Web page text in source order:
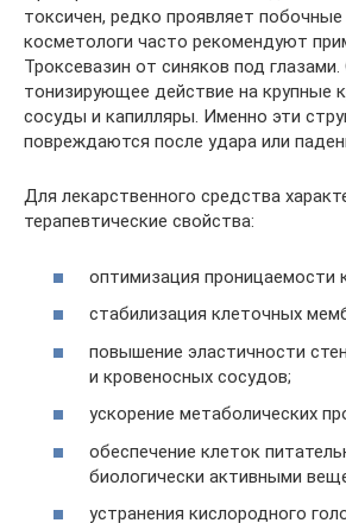
токсичен, редко проявляет
косметологи часто рекомендуют
Троксевазин от синяков под
тонизирующее действие на крупные
сосуды и капилляры. Именно эти
повреждаются после удара или
Для лекарственного средства
терапевтические свойства:
оптимизация проницаемости
стабилизация клеточных
повышение эластичности
и кровеносных сосудов;
ускорение метаболических
обеспечение клеток
биологически активными
устранения кислородного